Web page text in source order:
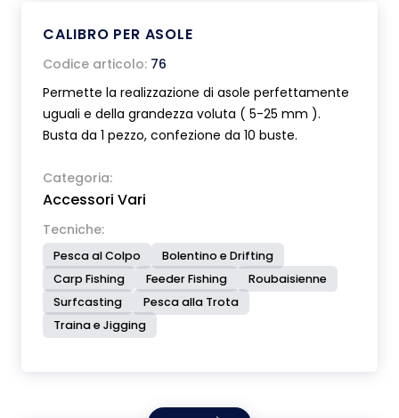
CALIBRO PER ASOLE
Codice articolo: 76
Permette la realizzazione di asole perfettamente
uguali e della grandezza voluta ( 5-25 mm ).
Busta da 1 pezzo, confezione da 10 buste.
Categoria:
Accessori Vari
Tecniche:
Pesca al Colpo
Bolentino e Drifting
Carp Fishing
Feeder Fishing
Roubaisienne
Surfcasting
Pesca alla Trota
Traina e Jigging